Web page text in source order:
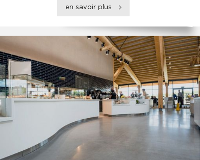
en savoir plus